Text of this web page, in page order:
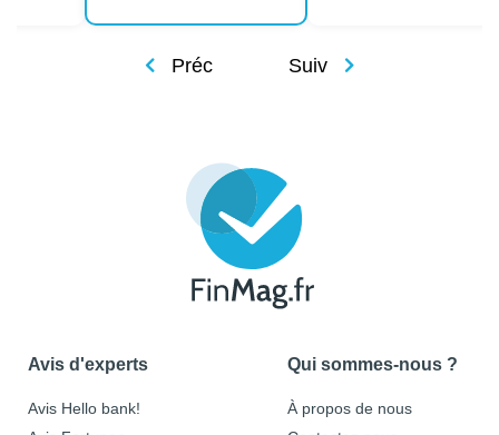
Préc Suiv
Avis d'experts
Avis Hello bank!
Qui sommes-nous ?
À propos de nous